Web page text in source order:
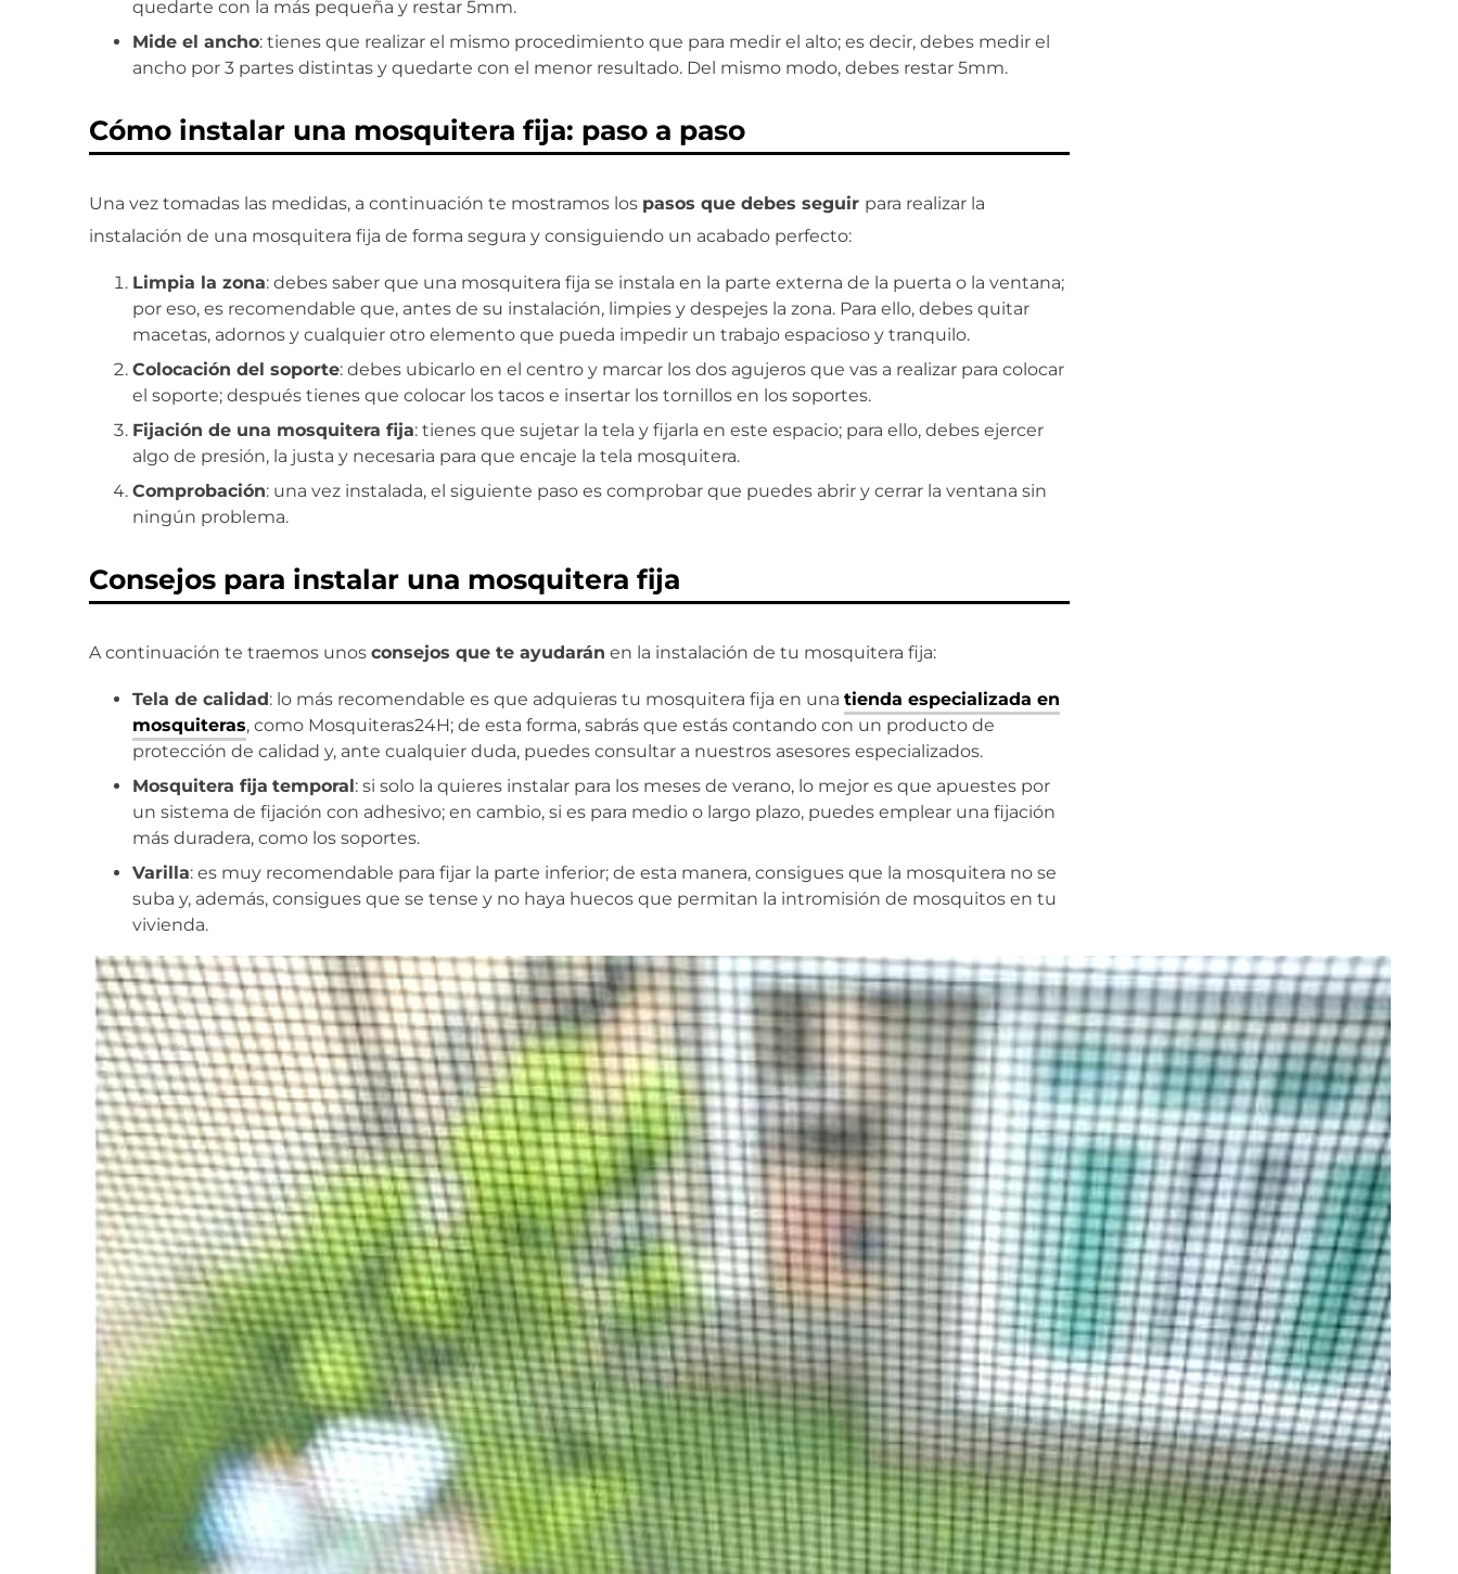
quedarte con la más pequeña y restar 5mm.
Mide el ancho: tienes que realizar el mismo procedimiento que para medir el alto; es decir, debes medir el
ancho por 3 partes distintas y quedarte con el menor resultado. Del mismo modo, debes restar 5mm.
Cómo instalar una mosquitera fija: paso a paso
Una vez tomadas las medidas, a continuación te mostramos los pasos que debes seguir para realizar la
instalación de una mosquitera fija de forma segura y consiguiendo un acabado perfecto:
Limpia la zona: debes saber que una mosquitera fija se instala en la parte externa de la puerta o la ventana;
por eso, es recomendable que, antes de su instalación, limpies y despejes la zona. Para ello, debes quitar
macetas, adornos y cualquier otro elemento que pueda impedir un trabajo espacioso y tranquilo.
Colocación del soporte: debes ubicarlo en el centro y marcar los dos agujeros que vas a realizar para colocar
el soporte; después tienes que colocar los tacos e insertar los tornillos en los soportes.
Fijación de una mosquitera fija: tienes que sujetar la tela y fijarla en este espacio; para ello, debes ejercer
algo de presión, la justa y necesaria para que encaje la tela mosquitera.
Comprobación: una vez instalada, el siguiente paso es comprobar que puedes abrir y cerrar la ventana sin
ningún problema.
Consejos para instalar una mosquitera fija
A continuación te traemos unos consejos que te ayudarán en la instalación de tu mosquitera fija:
Tela de calidad: lo más recomendable es que adquieras tu mosquitera fija en una tienda especializada en
mosquiteras, como Mosquiteras24H; de esta forma, sabrás que estás contando con un producto de
protección de calidad y, ante cualquier duda, puedes consultar a nuestros asesores especializados.
Mosquitera fija temporal: si solo la quieres instalar para los meses de verano, lo mejor es que apuestes por
un sistema de fijación con adhesivo; en cambio, si es para medio o largo plazo, puedes emplear una fijación
más duradera, como los soportes.
Varilla: es muy recomendable para fijar la parte inferior; de esta manera, consigues que la mosquitera no se
suba y, además, consigues que se tense y no haya huecos que permitan la intromisión de mosquitos en tu
vivienda.